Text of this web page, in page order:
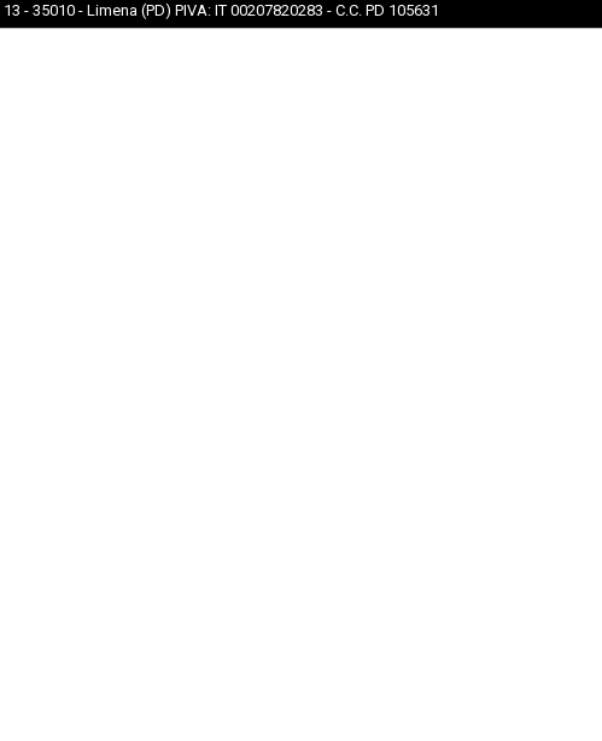
- 35010 - Limena (PD) PIVA: IT 00207820283 - C.C. PD 105631